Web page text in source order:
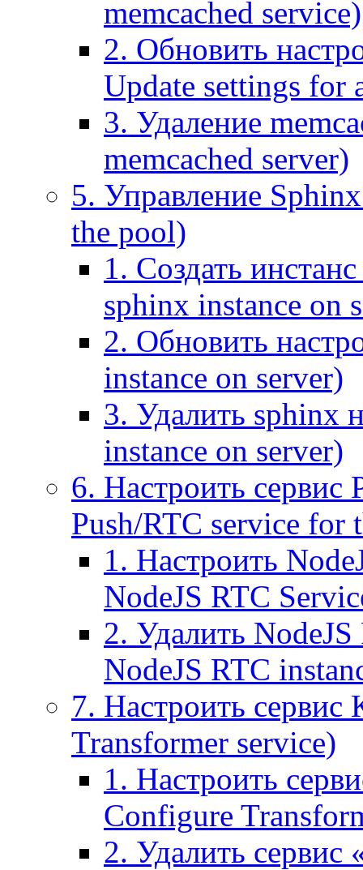
memcached service)
2. Обновить
Update settings for
3. Удаление
memcached server)
5. Управление
the pool)
1. Создать
sphinx instance on
2. Обновить
instance on server)
3. Удалить sphinx
instance on server)
6. Настроить
Push/RTC service for
1. Настроить
NodeJS RTC
2. Удалить
NodeJS RTC
7. Настроить
Transformer service)
1. Настроить
Configure
2. Удалить сервис